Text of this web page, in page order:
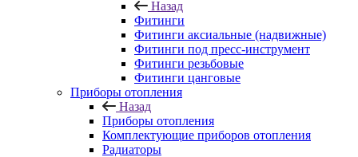
Назад
Фитинги
Фитинги аксиальные (надвижные)
Фитинги под пресс-инструмент
Фитинги резьбовые
Фитинги цанговые
Приборы отопления
Назад
Приборы отопления
Комплектующие приборов отопления
Радиаторы